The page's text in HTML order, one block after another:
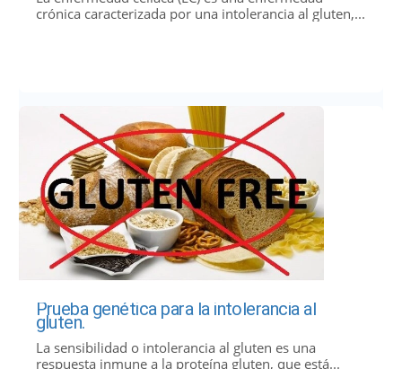
crónica caracterizada por una intolerancia al gluten,...
Prueba genética para la intolerancia al
gluten.
La sensibilidad o intolerancia al gluten es una
respuesta inmune a la proteína gluten, que está...